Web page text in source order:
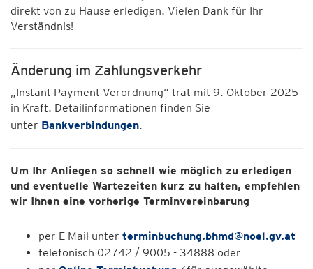
direkt von zu Hause erledigen. Vielen Dank für Ihr
Verständnis!
Änderung im Zahlungsverkehr
„Instant Payment Verordnung“ trat mit 9. Oktober 2025
in Kraft. Detailinformationen finden Sie
unter Bankverbindungen.
Um Ihr Anliegen so schnell wie möglich zu erledigen
und eventuelle Wartezeiten kurz zu halten, empfehlen
wir Ihnen eine vorherige Terminvereinbarung
per E-Mail unter terminbuchung.bhmd@noel.gv.at
telefonisch 02742 / 9005 - 34888 oder